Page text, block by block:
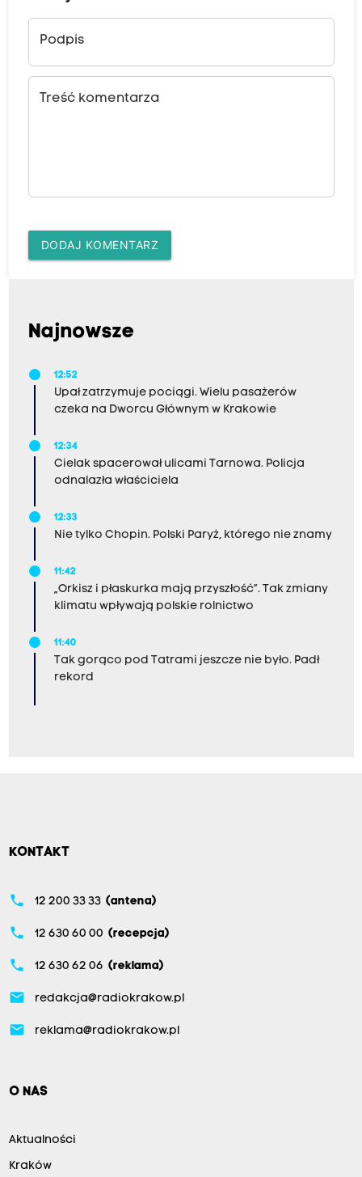
Podpis
Treść komentarza
DODAJ KOMENTARZ
Najnowsze
12:52
Upał zatrzymuje pociągi. Wielu pasażerów
czeka na Dworcu Głównym w Krakowie
12:34
Cielak spacerował ulicami Tarnowa. Policja
odnalazła właściciela
12:33
Nie tylko Chopin. Polski Paryż, którego nie znamy
11:42
„Orkisz i płaskurka mają przyszłość”. Tak zmiany
klimatu wpływają polskie rolnictwo
11:40
Tak gorąco pod Tatrami jeszcze nie było. Padł
rekord
KONTAKT
phone 12 200 33 33 (antena)
phone 12 630 60 00 (recepcja)
phone 12 630 62 06 (reklama)
email redakcja@radiokrakow.pl
email reklama@radiokrakow.pl
O NAS
Aktualności
Kraków